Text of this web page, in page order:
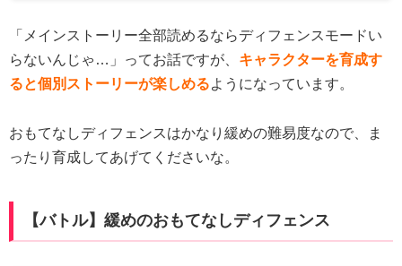
「メインストーリー全部読めるならディフェンスモードい
らないんじゃ…」ってお話ですが、 キャラクターを育成す
ると個別ストーリーが楽しめるようになっています。
おもてなしディフェンスはかなり緩めの難易度なので、ま
ったり育成してあげてくださいな。
【バトル】緩めのおもてなしディフェンス